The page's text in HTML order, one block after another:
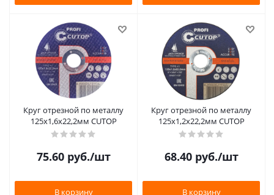
Круг отрезной по металлу
125х1,6х22,2мм CUTOP
75.60руб./шт
В корзину
Круг отрезной по металлу
125х1,2х22,2мм CUTOP
68.40руб./шт
В корзину